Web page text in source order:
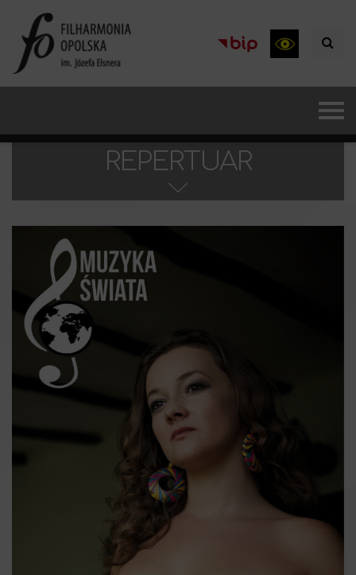
REPERTUAR